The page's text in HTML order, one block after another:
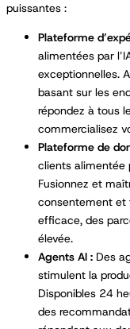
puissantes :
Plateforme
alimentées par
exceptionnelles.
basant sur les
répondez à tous
commercialisez
Plateforme de
clients alimentée
Fusionnez et
consentement et
efficace, des
élevée.
Agents AI : Des
stimulent la
Disponibles 24
des